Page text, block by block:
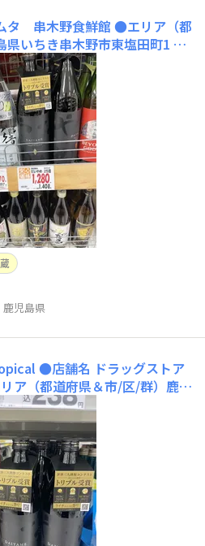
タ 串木野食鮮館 ●エリア（都
県いちき串木野市東塩田町1 ●
童 隠し蔵 ●おすすめポイン
のお膝元のスーパー
す ●店舗のWebサイ
鹿児島県
●店舗名 ドラッグストア
ア（都道府県＆市/区/群）鹿児
●買えるお酒 ホップのCHIL
海童はたくさんあります ●お
チルグリ ●店舗のWebサイ